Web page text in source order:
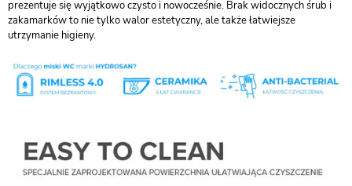
prezentuje się wyjątkowo czysto i nowocześnie. Brak widocznych śrub i
zakamarków to nie tylko walor estetyczny, ale także łatwiejsze
utrzymanie higieny.